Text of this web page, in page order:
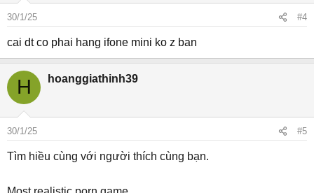
30/1/25 #4
cai dt co phai hang ifone mini ko z ban
H hoanggiathinh39
30/1/25 #5
Tìm hiều cùng với người thích cùng bạn.